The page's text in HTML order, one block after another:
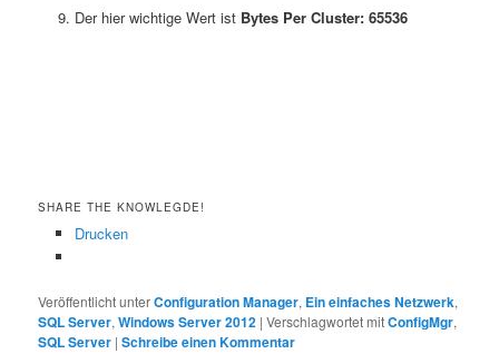
Der hier wichtige Wert ist Bytes Per Cluster: 65536
SHARE THE KNOWLEGDE!
Drucken
Veröffentlicht unterConfiguration Manager, Ein einfaches Netzwerk,
SQL Server,Windows Server 2012 |Verschlagwortet mitConfigMgr,
SQL Server |Schreibe einen Kommentar